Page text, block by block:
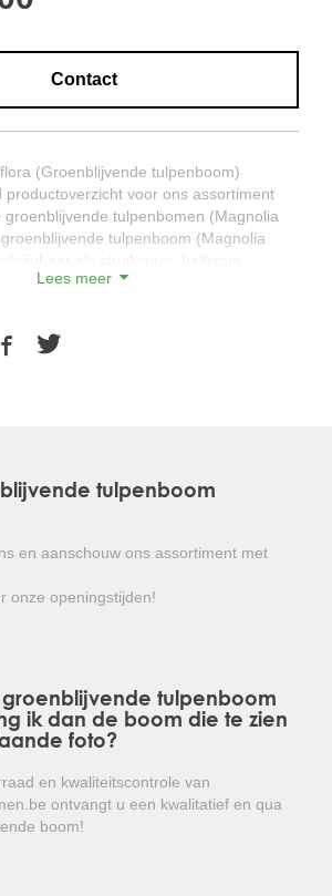
Contact
(Groenblijvende tulpenboom)
productoverzicht voor ons assortiment
tulpenbomen (Magnolia
tulpenboom (Magnolia
als struikvorm, halfstam,
omvang op aanvraag
Lees meer
tulpenboom
en aanschouw ons assortiment met
onze openingstijden!
tulpenboom
ik dan de boom die te zien
foto?
en kwaliteitscontrole van
ontvangt u een kwalitatief en qua
boom!